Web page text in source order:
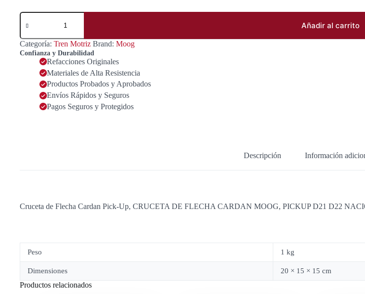
Cruceta
De
Cardan
Pick-
Up
cantidad
Añadir al carrito
Categoría: Tren Motriz Brand: Moog
Confianza y Durabilidad
Refacciones Originales
Materiales de Alta Resistencia
Productos Probados y Aprobados
Envíos Rápidos y Seguros
Pagos Seguros y Protegidos
Descripción Información
Cruceta de Flecha Cardan Pick-Up, CRUCETA DE FLECHA CARDAN MOOG, PICKUP D21 D22
Peso 1 kg
Dimensiones 20 × 15 × 15 cm
Productos relacionados